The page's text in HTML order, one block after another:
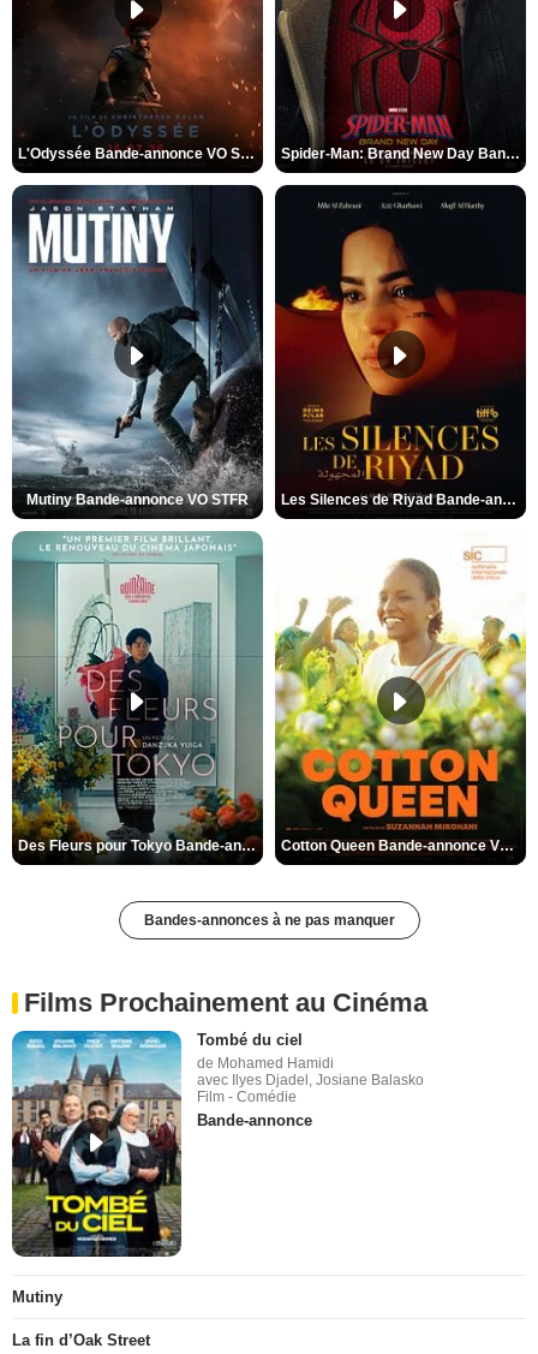
L'Odyssée Bande-annonce VO STFR Spider-Man: Brand New Day Bande-annonce VO STFR
Mutiny Bande-annonce VO STFR Les Silences de Riyad Bande-annonce VO STFR
Des Fleurs pour Tokyo Bande-annonce VO STFR Cotton Queen Bande-annonce VO STFR
Bandes-annonces à ne pas manquer
Films Prochainement au Cinéma
Tombé du ciel
de Mohamed Hamidi
avec Ilyes Djadel, Josiane Balasko
Film - Comédie
Bande-annonce
Mutiny
La fin d’Oak Street